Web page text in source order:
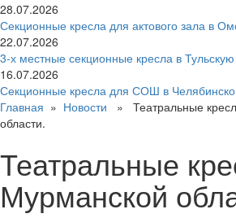
28.07.2026
Секционные кресла для актового зала в
22.07.2026
3-х местные секционные кресла в Тульскую
16.07.2026
Секционные кресла для СОШ в
Главная » Новости » Театральные
области.
Театральные
Мурманской